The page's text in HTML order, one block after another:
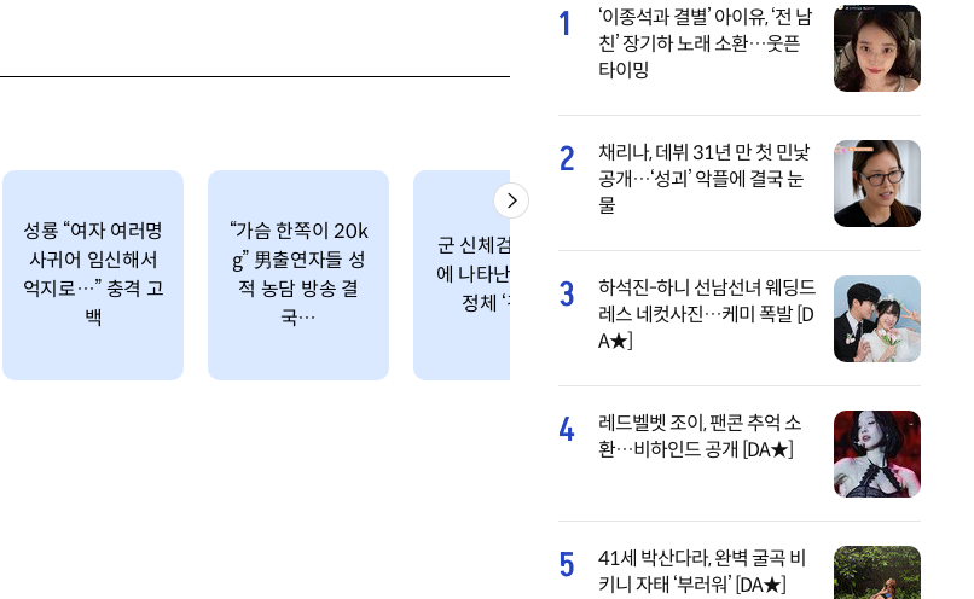
성룡 “여자 여러명
사귀어 임신해서
억지로…” 충격 고
백
“가슴 한쪽이 20k
g” 男출연자들 성
적 농담 방송 결
국…
군 신체검사 현장
에 나타난 미녀들,
정체 ‘경악’
1
‘이종석과 결별’ 아이유, ‘전 남
친’ 장기하 노래 소환…웃픈
타이밍
2
채리나, 데뷔 31년 만 첫 민낯
공개…‘성괴’ 악플에 결국 눈
물
3
하석진-하니 선남선녀 웨딩드
레스 네컷사진…케미 폭발 [D
A★]
4
레드벨벳 조이, 팬콘 추억 소
환…비하인드 공개 [DA★]
5
41세 박산다라, 완벽 굴곡 비
키니 자태 ‘부러워’ [DA★]